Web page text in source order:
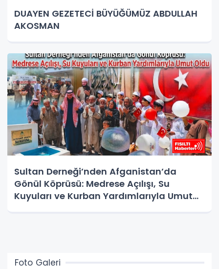
DUAYEN GEZETECİ BÜYÜĞÜMÜZ ABDULLAH
AKOSMAN
Sultan Derneği’nden Afganistan’da
Gönül Köprüsü: Medrese Açılışı, Su
Kuyuları ve Kurban Yardımlarıyla Umut
Foto Galeri